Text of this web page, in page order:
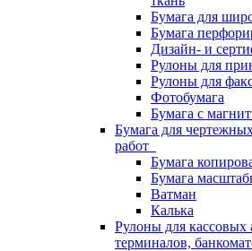
Бумага для
Бумага
Дизайн- и
Рулоны для
Рулоны для
Фотобумага
Бумага с
Бумага для
работ
Бумага
Бумага
Ватман
Калька
Рулоны для кассовых
терминалов,